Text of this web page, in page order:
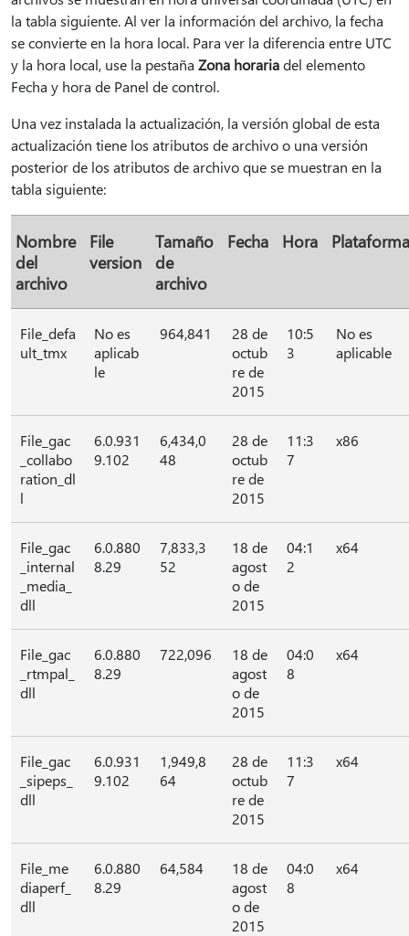
la tabla siguiente. Al ver la información del archivo, la fecha
se convierte en la hora local. Para ver la diferencia entre UTC
y la hora local, use la pestaña Zona horariadel elemento
Fecha y hora de Panel de control.
Una vez instalada la actualización, la versión global de esta
actualización tiene los atributos de archivo o una versión
posterior de los atributos de archivo que se muestran en la
tabla siguiente:
Nombre
del
archivo
File
version
Tamaño
de
archivo
Fecha Hora Plataforma
File_defa
ult_tmx
No es
aplicab
le
964,841
28 de
octub
re de
2015
10:5
3
No es
aplicable
File_gac
_collabo
ration_dl
l
6.0.931
9.102
6,434,0
48
28 de
octub
re de
2015
11:3
7
x86
File_gac
_internal
_media_
dll
6.0.880
8.29
7,833,3
52
18 de
agost
o de
2015
04:1
2
x64
File_gac
_rtmpal_
dll
6.0.880
8.29
722,096
18 de
agost
o de
2015
04:0
8
x64
File_gac
_sipeps_
dll
6.0.931
9.102
1,949,8
64
28 de
octub
re de
2015
11:3
7
x64
File_me
diaperf_
dll
6.0.880
8.29
64,584
18 de
agost
o de
2015
04:0
8
x64